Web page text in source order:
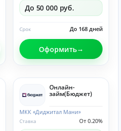
До 50 000 руб.
До 168 дней
Срок
Оформить
Онлайн-
займ(Бюджет)
МКК «Диджитал Мани»
От 0.20%
Ставка